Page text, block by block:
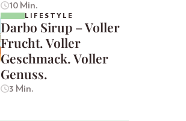
10 Min.
LIFESTYLE
Darbo Sirup – Voller
Frucht. Voller
Geschmack. Voller
Genuss.
3 Min.